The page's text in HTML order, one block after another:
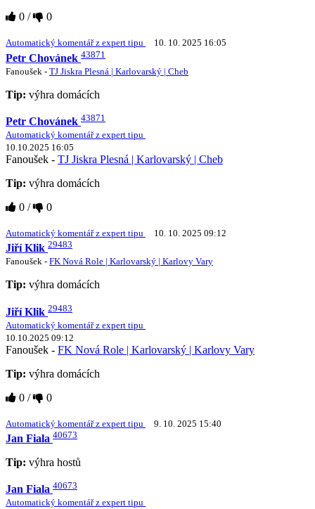
0 / 0
Automatický komentář z expert tipu 10. 10. 2025 16:05
Petr Chovánek 43871
Fanoušek - TJ Jiskra Plesná | Karlovarský | Cheb
Tip: výhra domácích
Petr Chovánek 43871
Automatický komentář z expert tipu
10.10.2025 16:05
Fanoušek - TJ Jiskra Plesná | Karlovarský | Cheb
Tip: výhra domácích
0 / 0
Automatický komentář z expert tipu 10. 10. 2025 09:12
Jiří Klik 29483
Fanoušek - FK Nová Role | Karlovarský | Karlovy Vary
Tip: výhra domácích
Jiří Klik 29483
Automatický komentář z expert tipu
10.10.2025 09:12
Fanoušek - FK Nová Role | Karlovarský | Karlovy Vary
Tip: výhra domácích
0 / 0
Automatický komentář z expert tipu 9. 10. 2025 15:40
Jan Fiala 40673
Tip: výhra hostů
Jan Fiala 40673
Automatický komentář z expert tipu